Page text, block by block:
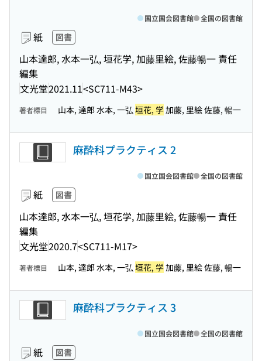
紙 図書
山本達郎, 水本一弘, 垣花学, 加藤里絵, 佐藤暢一 責任
編集
文光堂2021.11<SC711-M43>
国立国会図書館 全国の図書館
著者標目 山本, 達郎 水本, 一弘垣花, 学加藤, 里絵 佐藤, 暢一
麻酔科プラクティス 2
紙 図書
山本達郎, 水本一弘, 垣花学, 加藤里絵, 佐藤暢一 責任
編集
文光堂2020.7<SC711-M17>
国立国会図書館 全国の図書館
著者標目 山本, 達郎 水本, 一弘垣花, 学加藤, 里絵 佐藤, 暢一
麻酔科プラクティス 3
紙 図書
国立国会図書館 全国の図書館